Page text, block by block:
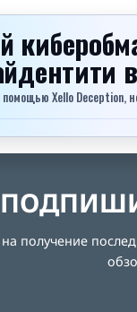
Xello Deception,
получение